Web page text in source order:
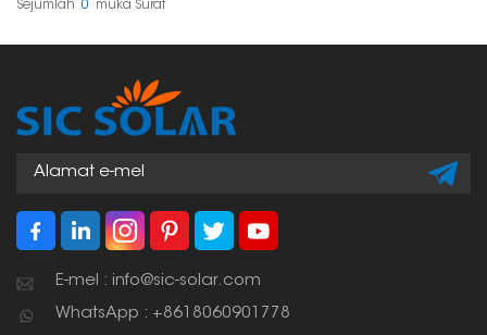
Sejumlah 0 Muka Surat
E-mel : info@sic-solar.com
WhatsApp : +8618060901778